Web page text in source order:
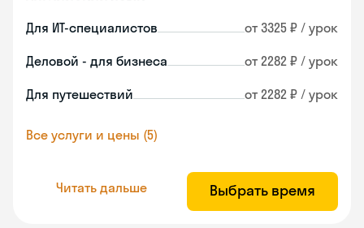
Для ИТ-специалистов от 3325 ₽ / урок
Деловой - для бизнеса от 2282 ₽ / урок
Для путешествий от 2282 ₽ / урок
Все услуги и цены (5)
Читать дальше Выбрать время